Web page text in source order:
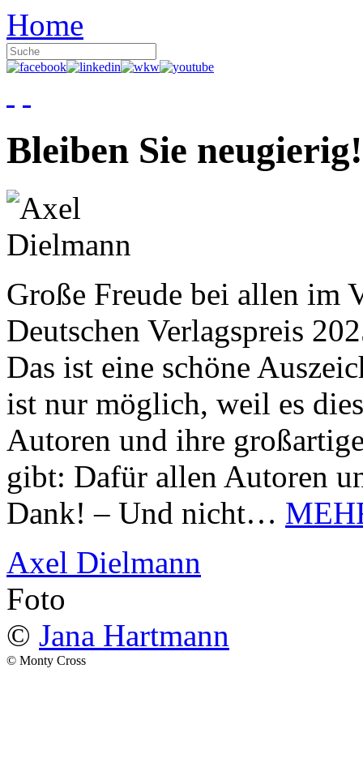
Home
Bleiben Sie neugierig!
Große Freude bei allen im
Deutschen Verlagspreis
Das ist eine schöne
ist nur möglich, weil es
Autoren und ihre
gibt: Dafür allen Autoren
Dank! – Und nicht…
Axel Dielmann
Foto
© Jana Hartmann
© Monty Cross